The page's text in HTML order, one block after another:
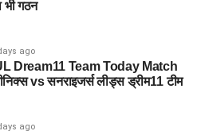
गिरफ्तार
भी गठन
ago
Dream11 Team Today Match
vs सनराइजर्स लीड्स ड्रीम11 टीम
ago